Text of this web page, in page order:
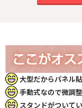
大型だからパネル
手動式なので微調
スタンドがついて